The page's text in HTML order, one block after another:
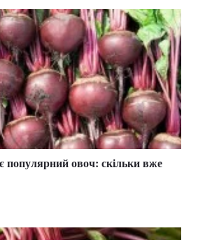
Статті
Думки
Вакансії
популярний овоч: скільки вже